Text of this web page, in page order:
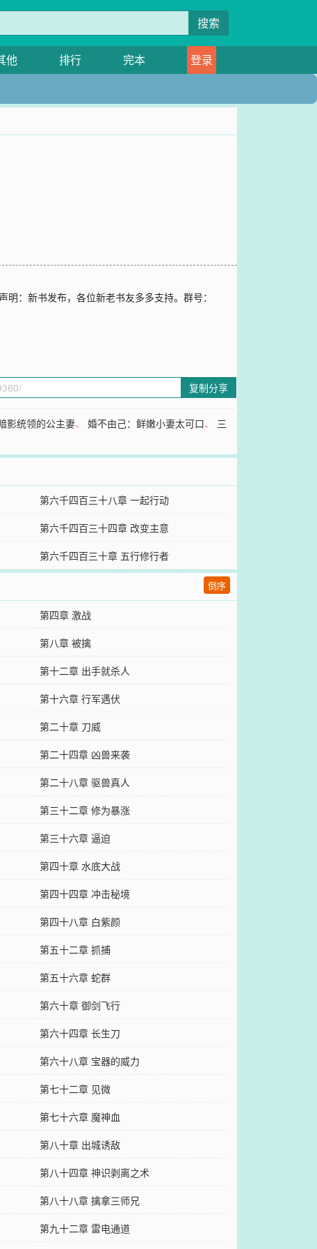
搜索
他 排行 完本
登录
：新书发布，各位新老书友多多支持。群号：
复制分享
影统领的公主妻、婚不由己：鲜嫩小妻太可口、 三
第六千四百三十八章 一起行动
第六千四百三十四章 改变主意
第六千四百三十章 五行修行者
倒序
第四章 激战
第八章 被擒
第十二章 出手就杀人
第十六章 行军遇伏
第二十章 刀威
第二十四章 凶兽来袭
第二十八章 驱兽真人
第三十二章 修为暴涨
第三十六章 逼迫
第四十章 水底大战
第四十四章 冲击秘境
第四十八章 白紫颜
第五十二章 抓捕
第五十六章 蛇群
第六十章 御剑飞行
第六十四章 长生刀
第六十八章 宝器的威力
第七十二章 见微
第七十六章 魔神血
第八十章 出城诱敌
第八十四章 神识剥离之术
第八十八章 擒拿三师兄
第九十二章 雷电通道